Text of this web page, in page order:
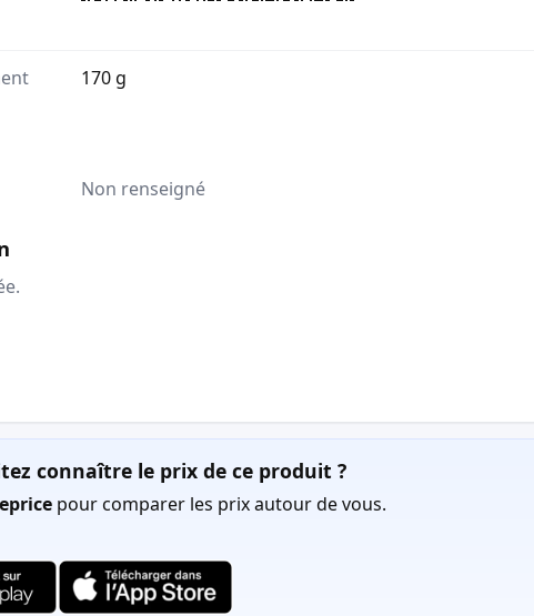
170 g
Non renseigné
connaître le prix de ce produit ?
pour comparer les prix autour de vous.